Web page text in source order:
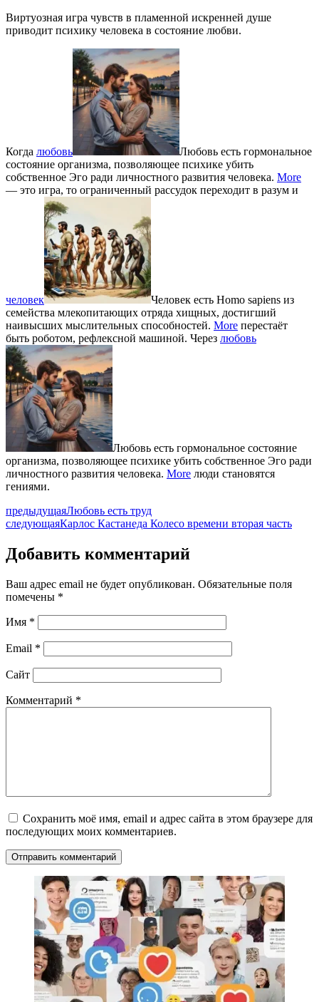
Виртуозная игра чувств в пламенной искренней душе
приводит психику человека в состояние любви.
Когда любовь
Любовь есть гормональное
состояние организма, позволяющее психике убить
собственное Эго ради личностного развития человека. More
— это игра, то ограниченный рассудок переходит в разум и
человек
Человек есть Homo sapiens из
семейства млекопитающих отряда хищных, достигший
наивысших мыслительных способностей. More перестаёт
быть роботом, рефлексной машиной. Через любовь
Любовь есть гормональное состояние
организма, позволяющее психике убить собственное Эго ради
личностного развития человека. More люди становятся
гениями.
предыдущаяЛюбовь есть труд
следующаяКарлос Кастанеда Колесо времени вторая часть
Добавить комментарий
Ваш адрес email не будет опубликован. Обязательные поля
помечены *
Имя *
Email *
Сайт
Комментарий *
Сохранить моё имя, email и адрес сайта в этом браузере для
последующих моих комментариев.